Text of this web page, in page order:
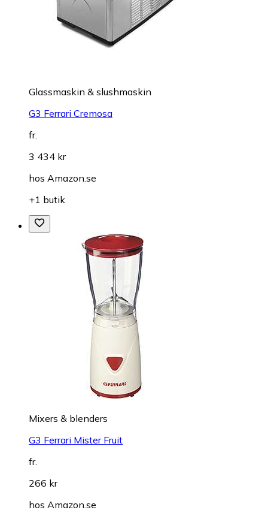
Glassmaskin & slushmaskin
G3 Ferrari Cremosa
fr.
3 434 kr
hos Amazon.se
+1 butik
Mixers & blenders
G3 Ferrari Mister Fruit
fr.
266 kr
hos Amazon.se